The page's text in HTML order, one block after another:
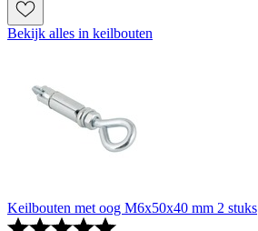
Bekijk alles in keilbouten
Keilbouten met oog M6x50x40 mm 2 stuks